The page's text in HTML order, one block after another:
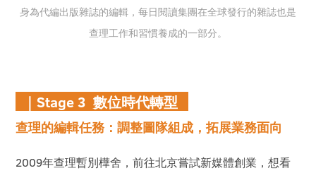
身為代編出版雜誌的編輯，每日閱讀集團在全球發行的雜誌也是
查理工作和習慣養成的一部分。
｜Stage 3 數位時代轉型
查理的編輯任務：調整圖隊組成，拓展業務面向
2009年查理暫別樺舍，前往北京嘗試新媒體創業，想看